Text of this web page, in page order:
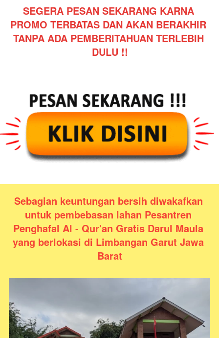
SEGERA PESAN SEKARANG KARNA
PROMO TERBATAS DAN AKAN BERAKHIR
TANPA ADA PEMBERITAHUAN TERLEBIH
DULU !!
Sebagian keuntungan bersih diwakafkan
untuk pembebasan lahan Pesantren
Penghafal Al - Qur'an Gratis Darul Maula
yang berlokasi di Limbangan Garut Jawa
Barat